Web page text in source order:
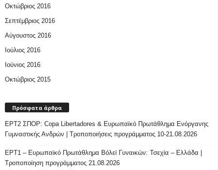
Οκτώβριος 2016
Σεπτέμβριος 2016
Αύγουστος 2016
Ιούλιος 2016
Ιούνιος 2016
Οκτώβριος 2015
Πρόσφατα άρθρα
ΕΡΤ2 ΣΠΟΡ: Copa Libertadores & Ευρωπαϊκό Πρωτάθλημα Ενόργανης
Γυμναστικής Ανδρών | Τροποποιήσεις προγράμματος 10-21.08.2026
ΕΡΤ1 – Ευρωπαϊκό Πρωτάθλημα Βόλεϊ Γυναικών: Τσεχία – Ελλάδα |
Τροποποίηση προγράμματος 21.08.2026